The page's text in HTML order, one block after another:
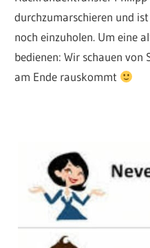
durchzumarschieren und
noch einzuholen. Um eine
bedienen: Wir schauen von
am Ende rauskommt